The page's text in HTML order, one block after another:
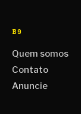
B9
Quem somos
Contato
Anuncie